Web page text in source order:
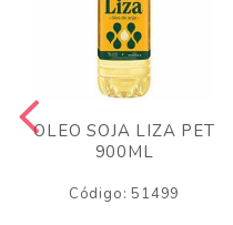
OLEO SOJA LIZA PET
900ML
Código: 51499